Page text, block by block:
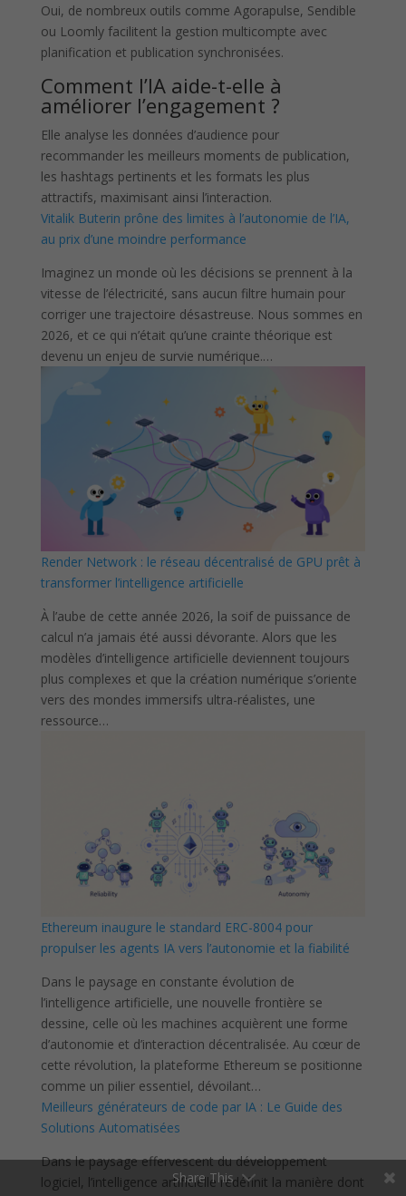
Oui, de nombreux outils comme Agorapulse, Sendible
ou Loomly facilitent la gestion multicompte avec
planification et publication synchronisées.
Comment l’IA aide-t-elle à
améliorer l’engagement ?
Elle analyse les données d’audience pour
recommander les meilleurs moments de publication,
les hashtags pertinents et les formats les plus
attractifs, maximisant ainsi l’interaction.
Vitalik Buterin prône des limites à l’autonomie de l’IA,
au prix d’une moindre performance
Imaginez un monde où les décisions se prennent à la
vitesse de l’électricité, sans aucun filtre humain pour
corriger une trajectoire désastreuse. Nous sommes en
2026, et ce qui n’était qu’une crainte théorique est
devenu un enjeu de survie numérique.…
Render Network : le réseau décentralisé de GPU prêt à
transformer l’intelligence artificielle
À l’aube de cette année 2026, la soif de puissance de
calcul n’a jamais été aussi dévorante. Alors que les
modèles d’intelligence artificielle deviennent toujours
plus complexes et que la création numérique s’oriente
vers des mondes immersifs ultra-réalistes, une
ressource…
Ethereum inaugure le standard ERC-8004 pour
propulser les agents IA vers l’autonomie et la fiabilité
Dans le paysage en constante évolution de
l’intelligence artificielle, une nouvelle frontière se
dessine, celle où les machines acquièrent une forme
d’autonomie et d’interaction décentralisée. Au cœur de
cette révolution, la plateforme Ethereum se positionne
comme un pilier essentiel, dévoilant…
Meilleurs générateurs de code par IA : Le Guide des
Solutions Automatisées
Dans le paysage effervescent du développement
logiciel, l’intelligence artificielle redéfinit la manière dont
Share This